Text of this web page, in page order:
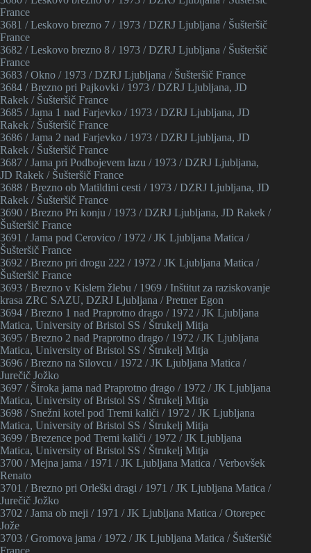
France
3681 / Leskovo brezno 7 / 1973 / DZRJ Ljubljana / Šušteršič
France
3682 / Leskovo brezno 8 / 1973 / DZRJ Ljubljana / Šušteršič
France
3683 / Okno / 1973 / DZRJ Ljubljana / Šušteršič France
3684 / Brezno pri Pajkovki / 1973 / DZRJ Ljubljana, JD
Rakek / Šušteršič France
3685 / Jama 1 nad Farjevko / 1973 / DZRJ Ljubljana, JD
Rakek / Šušteršič France
3686 / Jama 2 nad Farjevko / 1973 / DZRJ Ljubljana, JD
Rakek / Šušteršič France
3687 / Jama pri Podbojevem lazu / 1973 / DZRJ Ljubljana,
JD Rakek / Šušteršič France
3688 / Brezno ob Matildini cesti / 1973 / DZRJ Ljubljana, JD
Rakek / Šušteršič France
3690 / Brezno Pri konju / 1973 / DZRJ Ljubljana, JD Rakek /
Šušteršič France
3691 / Jama pod Cerovico / 1972 / JK Ljubljana Matica /
Šušteršič France
3692 / Brezno pri drogu 222 / 1972 / JK Ljubljana Matica /
Šušteršič France
3693 / Brezno v Kislem žlebu / 1969 / Inštitut za raziskovanje
krasa ZRC SAZU, DZRJ Ljubljana / Pretner Egon
3694 / Brezno 1 nad Praprotno drago / 1972 / JK Ljubljana
Matica, University of Bristol SS / Štrukelj Mitja
3695 / Brezno 2 nad Praprotno drago / 1972 / JK Ljubljana
Matica, University of Bristol SS / Štrukelj Mitja
3696 / Brezno na Silovcu / 1972 / JK Ljubljana Matica /
Jurečič Jožko
3697 / Široka jama nad Praprotno drago / 1972 / JK Ljubljana
Matica, University of Bristol SS / Štrukelj Mitja
3698 / Snežni kotel pod Tremi kaliči / 1972 / JK Ljubljana
Matica, University of Bristol SS / Štrukelj Mitja
3699 / Brezence pod Tremi kaliči / 1972 / JK Ljubljana
Matica, University of Bristol SS / Štrukelj Mitja
3700 / Mejna jama / 1971 / JK Ljubljana Matica / Verbovšek
Renato
3701 / Brezno pri Orleški dragi / 1971 / JK Ljubljana Matica /
Jurečič Jožko
3702 / Jama ob meji / 1971 / JK Ljubljana Matica / Otorepec
Jože
3703 / Gromova jama / 1972 / JK Ljubljana Matica / Šušteršič
France